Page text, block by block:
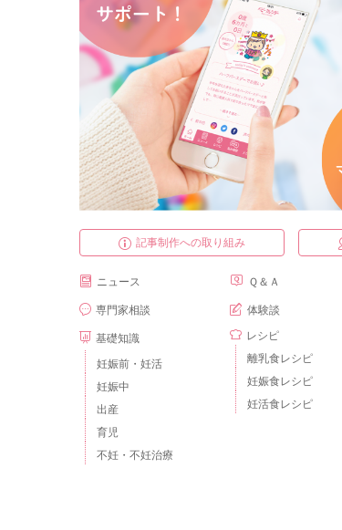
記事制作への取り組み
ニュース
専門家相談
基礎知識
妊娠前・妊活
妊娠中
出産
育児
不妊・不妊治療
Ｑ＆Ａ
体験談
レシピ
離乳食レシピ
妊娠食レシピ
妊活食レシピ